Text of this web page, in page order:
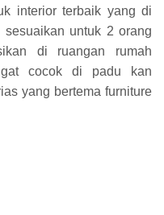
interior terbaik yang di
untuk 2 orang
di ruangan rumah
cocok di padu kan
yang bertema furniture